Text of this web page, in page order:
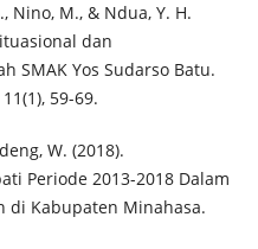
Nino, M., & Ndua, Y. H.
dan
SMAK Yos Sudarso Batu.
59-69.
W. (2018).
Periode 2013-2018 Dalam
di Kabupaten Minahasa.